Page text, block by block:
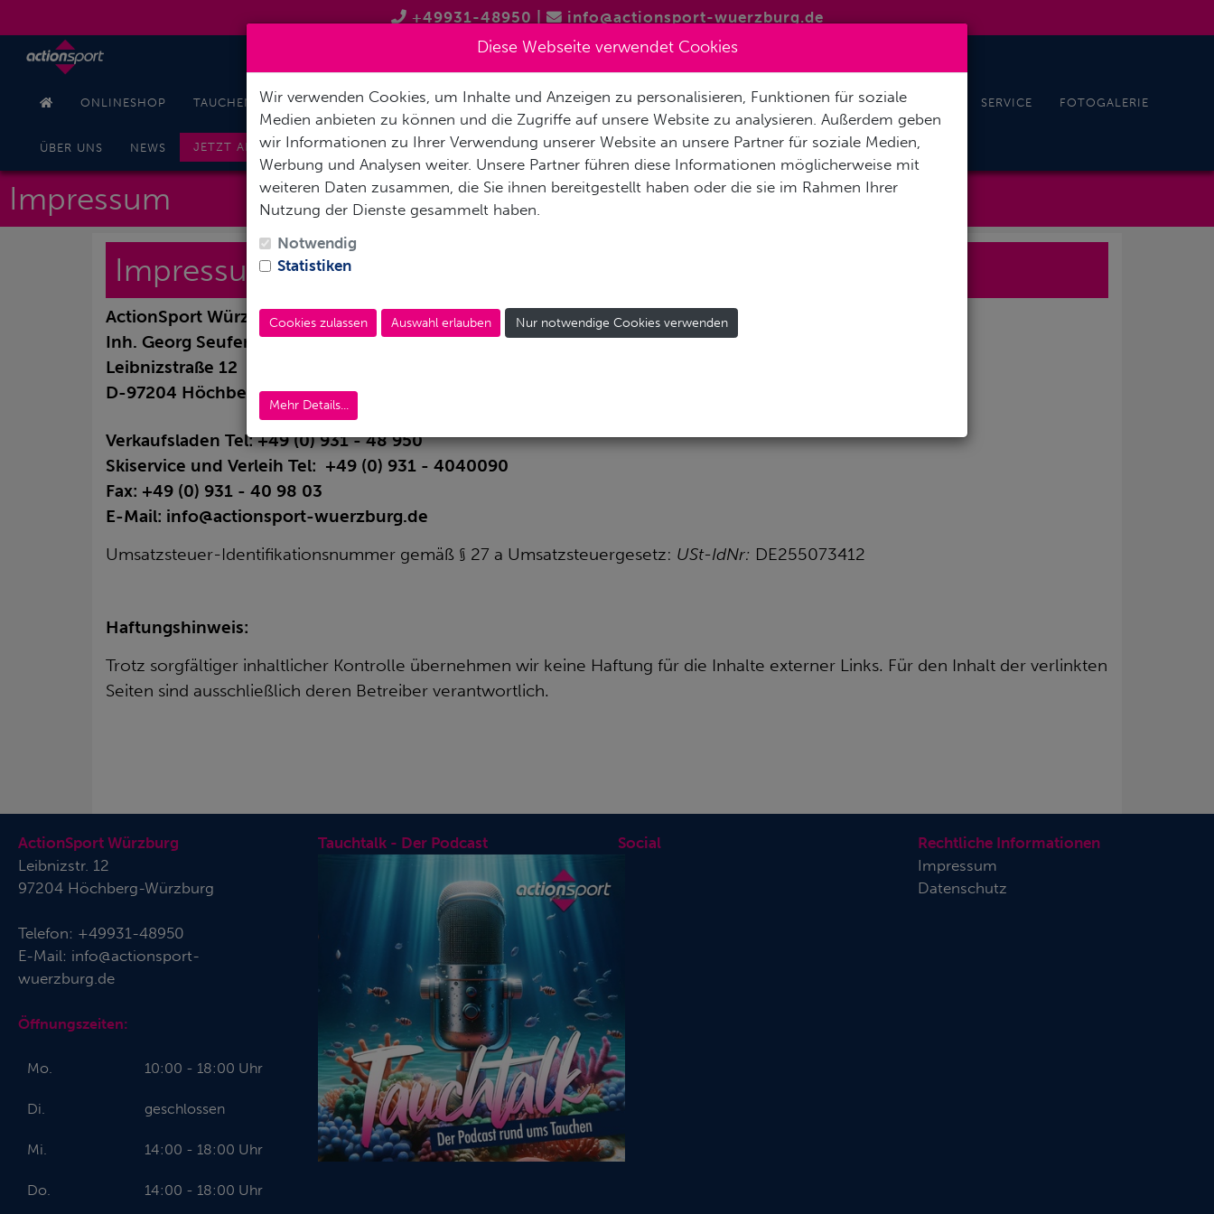
+49931-48950 info@actionsport-wuerzburg.de
ONLINESHOP TAUCHEN SCHNORCHELN RETTUNGSSCHWIMMER SUP SKIFAHREN LANGLAUF REISEN UND EVENTS SERVICE FOTOGALERIE
ÜBER UNS NEWS JETZT ANFRAGEN
Impressum
Impressum
ActionSport Würzburg
Inh. Georg Seufert
Leibnizstraße 12
D-97204 Höchberg
Verkaufsladen Tel: +49 (0) 931 - 48 950
Skiservice und Verleih Tel: +49 (0) 931 - 4040090
Fax: +49 (0) 931 - 40 98 03
E-Mail: info@actionsport-wuerzburg.de
Umsatzsteuer-Identifikationsnummer gemäß § 27 a Umsatzsteuergesetz: USt-IdNr: DE255073412
Haftungshinweis:
Trotz sorgfältiger inhaltlicher Kontrolle übernehmen wir keine Haftung für die Inhalte externer Links. Für den Inhalt der verlinkten
Seiten sind ausschließlich deren Betreiber verantwortlich.
ActionSport Würzburg
Leibnizstr. 12
97204 Höchberg-Würzburg
Telefon: +49931-48950
E-Mail: info@actionsport-
wuerzburg.de
Öffnungszeiten:
Mo. 10:00 - 18:00 Uhr
Di. geschlossen
Mi. 14:00 - 18:00 Uhr
Do. 14:00 - 18:00 Uhr
Tauchtalk - Der Podcast Social
Rechtliche Informationen
Impressum
Datenschutz
Diese Webseite verwendet Cookies
Wir verwenden Cookies, um Inhalte und Anzeigen zu personalisieren, Funktionen für soziale
Medien anbieten zu können und die Zugriffe auf unsere Website zu analysieren. Außerdem geben
wir Informationen zu Ihrer Verwendung unserer Website an unsere Partner für soziale Medien,
Werbung und Analysen weiter. Unsere Partner führen diese Informationen möglicherweise mit
weiteren Daten zusammen, die Sie ihnen bereitgestellt haben oder die sie im Rahmen Ihrer
Nutzung der Dienste gesammelt haben.
Notwendig
Statistiken
Cookies zulassen Auswahl erlauben Nur notwendige Cookies verwenden
Mehr Details...